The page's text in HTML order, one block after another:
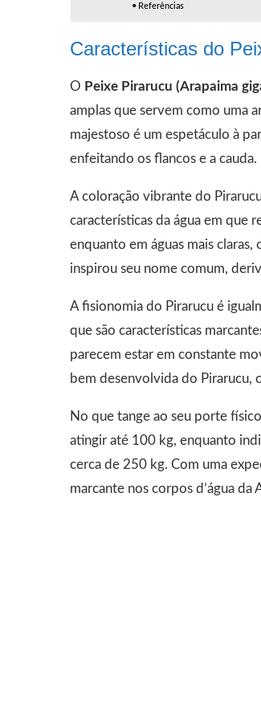
Referências
Características do
O Peixe Pirarucu (Arapaima
amplas que servem como uma
majestoso é um espetáculo à
enfeitando os flancos e a cauda.
A coloração vibrante do
características da água em que
enquanto em águas mais
inspirou seu nome comum,
A fisionomia do Pirarucu é
que são características
parecem estar em constante
bem desenvolvida do Pirarucu,
No que tange ao seu porte
atingir até 100 kg, enquanto
cerca de 250 kg. Com uma
marcante nos corpos d’água da